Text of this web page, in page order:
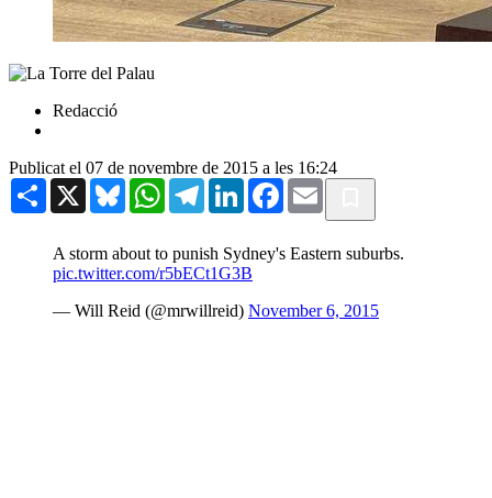
Redacció
Publicat el 07 de novembre de 2015 a les 16:24
Share X BlueskyWhatsAppTelegramLinkedInFacebook
Email
A storm about to punish Sydney's Eastern suburbs.
pic.twitter.com/r5bECt1G3B
— Will Reid (@mrwillreid) November 6, 2015